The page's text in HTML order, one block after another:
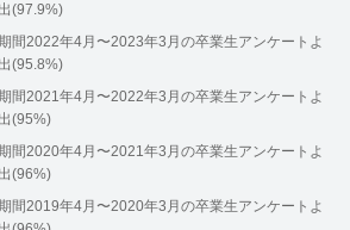
(97.9%)
間2022年4月〜2023年3月の卒業生アンケートよ
(95.8%)
間2021年4月〜2022年3月の卒業生アンケートよ
(95%)
間2020年4月〜2021年3月の卒業生アンケートよ
(96%)
間2019年4月〜2020年3月の卒業生アンケートよ